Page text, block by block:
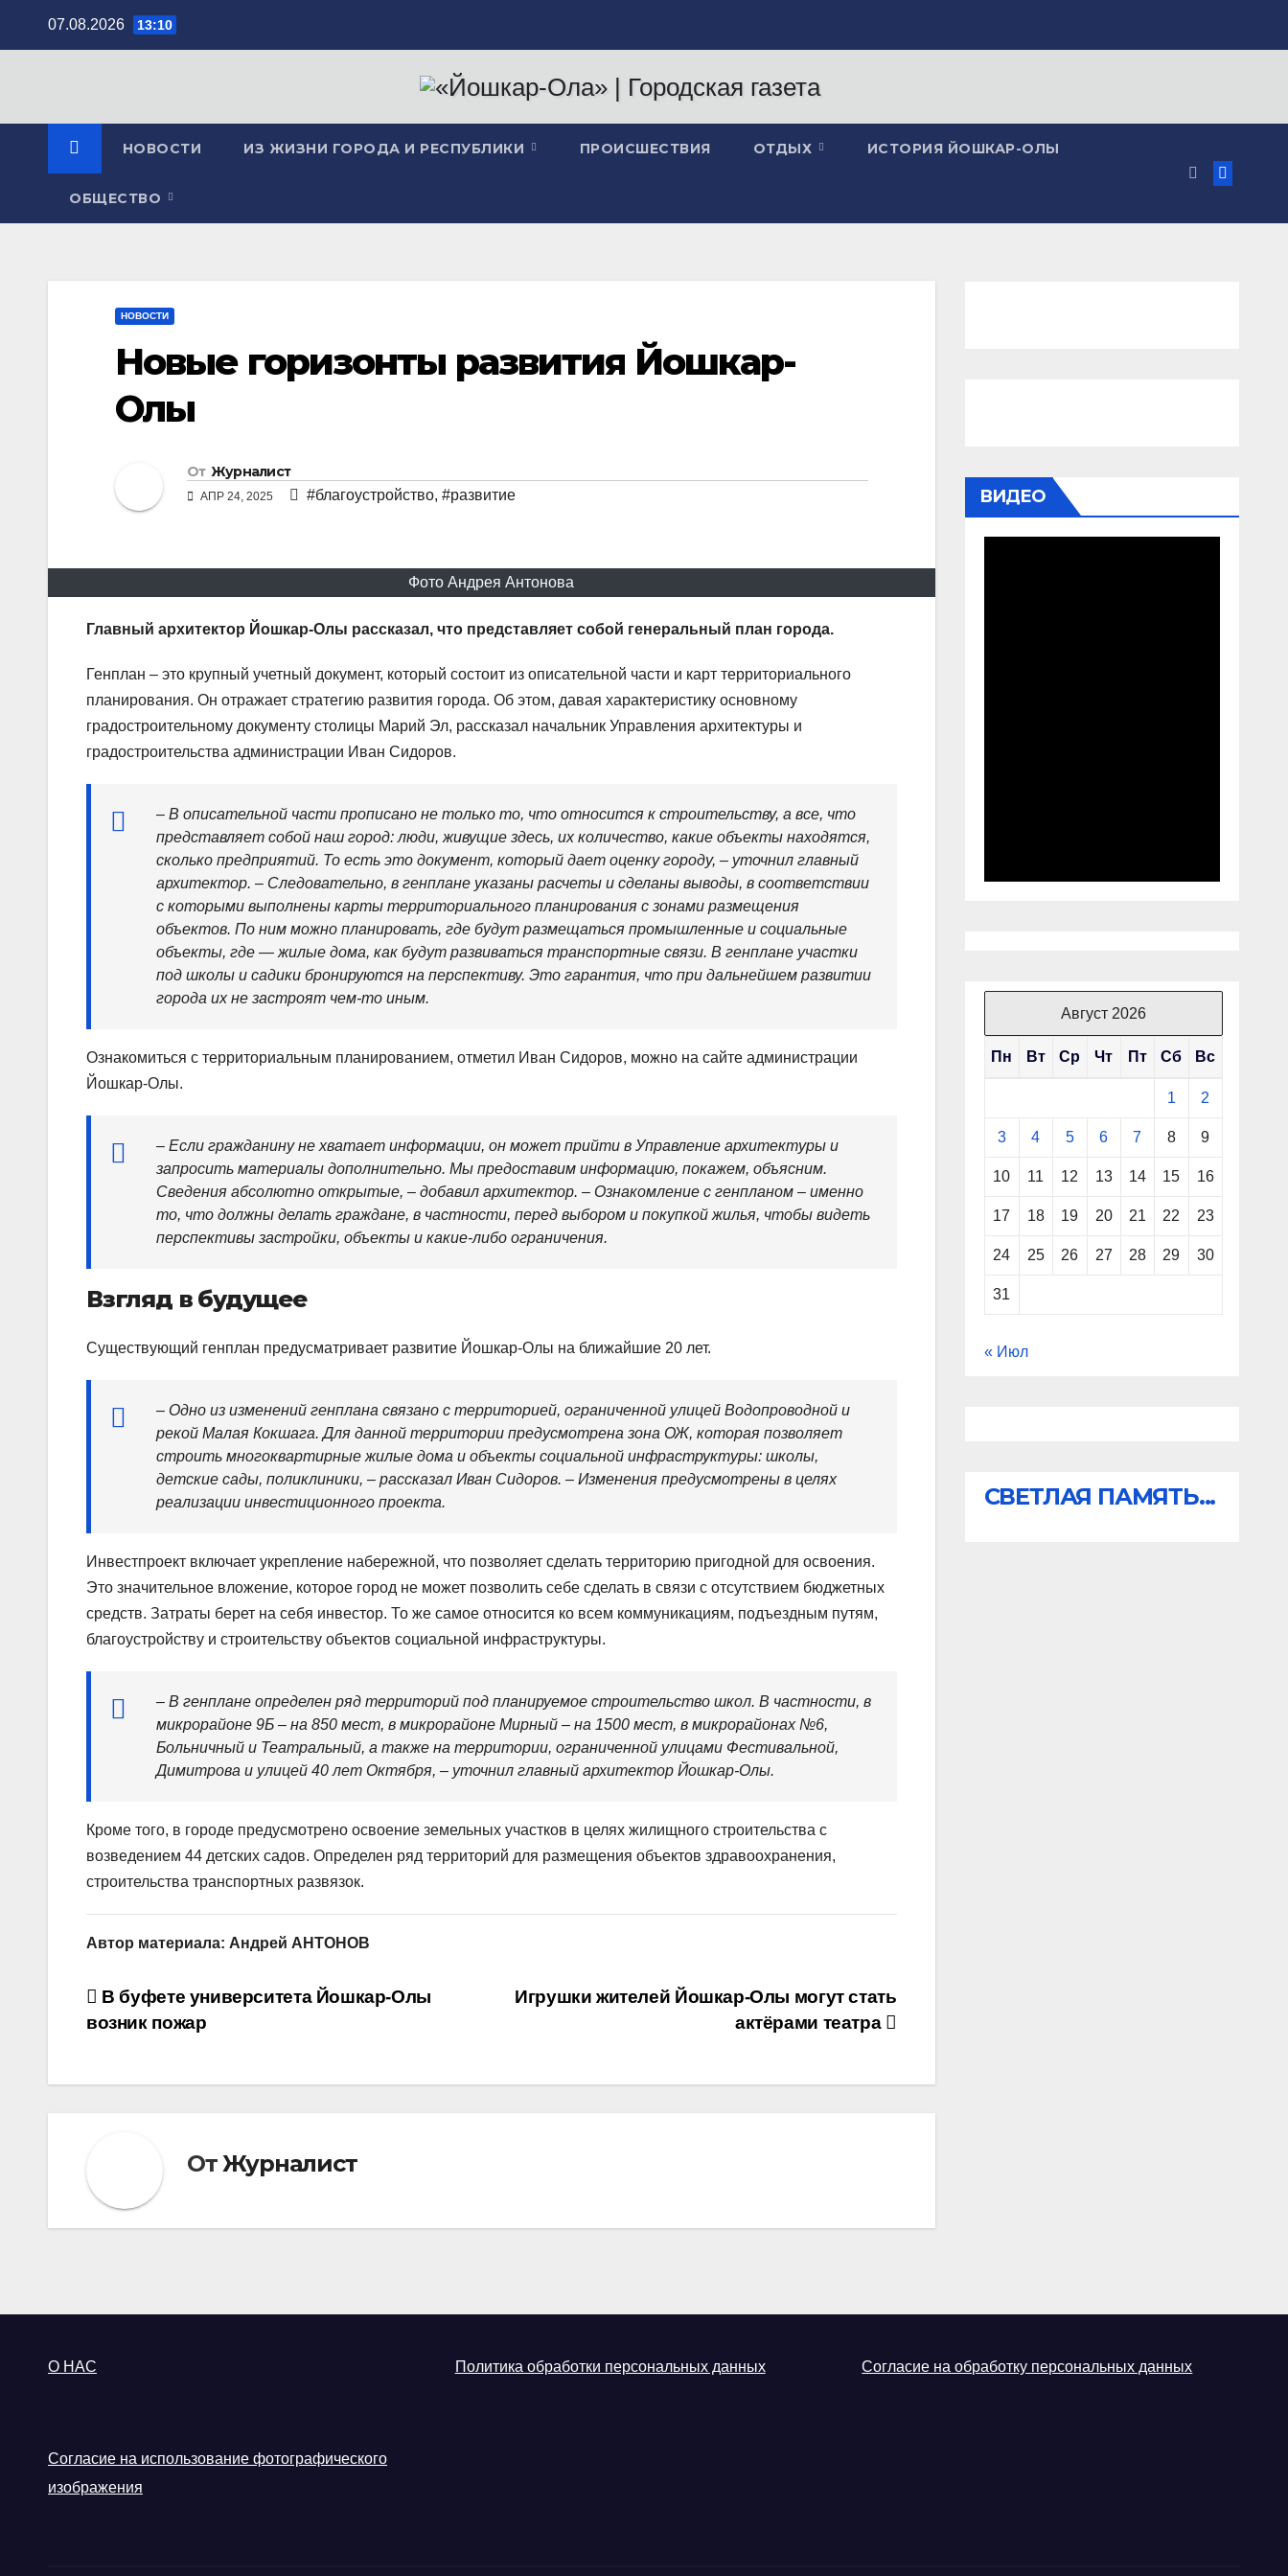
07.08.2026 13:10
НОВОСТИ ИЗ ЖИЗНИ ГОРОДА И РЕСПУБЛИКИ ПРОИСШЕСТВИЯ ОТДЫХ ИСТОРИЯ ЙОШКАР-ОЛЫ
ОБЩЕСТВО
НОВОСТИ
Новые горизонты развития Йошкар-
Олы
От Журналист
АПР 24, 2025 #благоустройство, #развитие
Фото Андрея Антонова
Главный архитектор Йошкар-Олы рассказал, что представляет собой генеральный план города.
Генплан – это крупный учетный документ, который состоит из описательной части и карт территориального
планирования. Он отражает стратегию развития города. Об этом, давая характеристику основному
градостроительному документу столицы Марий Эл, рассказал начальник Управления архитектуры и
градостроительства администрации Иван Сидоров.
– В описательной части прописано не только то, что относится к строительству, а все, что
представляет собой наш город: люди, живущие здесь, их количество, какие объекты находятся,
сколько предприятий. То есть это документ, который дает оценку городу, – уточнил главный
архитектор. – Следовательно, в генплане указаны расчеты и сделаны выводы, в соответствии
с которыми выполнены карты территориального планирования с зонами размещения
объектов. По ним можно планировать, где будут размещаться промышленные и социальные
объекты, где — жилые дома, как будут развиваться транспортные связи. В генплане участки
под школы и садики бронируются на перспективу. Это гарантия, что при дальнейшем развитии
города их не застроят чем-то иным.
Ознакомиться с территориальным планированием, отметил Иван Сидоров, можно на сайте администрации
Йошкар-Олы.
– Если гражданину не хватает информации, он может прийти в Управление архитектуры и
запросить материалы дополнительно. Мы предоставим информацию, покажем, объясним.
Сведения абсолютно открытые, – добавил архитектор. – Ознакомление с генпланом – именно
то, что должны делать граждане, в частности, перед выбором и покупкой жилья, чтобы видеть
перспективы застройки, объекты и какие-либо ограничения.
Взгляд в будущее
Существующий генплан предусматривает развитие Йошкар-Олы на ближайшие 20 лет.
– Одно из изменений генплана связано с территорией, ограниченной улицей Водопроводной и
рекой Малая Кокшага. Для данной территории предусмотрена зона ОЖ, которая позволяет
строить многоквартирные жилые дома и объекты социальной инфраструктуры: школы,
детские сады, поликлиники, – рассказал Иван Сидоров. – Изменения предусмотрены в целях
реализации инвестиционного проекта.
Инвестпроект включает укрепление набережной, что позволяет сделать территорию пригодной для освоения.
Это значительное вложение, которое город не может позволить себе сделать в связи с отсутствием бюджетных
средств. Затраты берет на себя инвестор. То же самое относится ко всем коммуникациям, подъездным путям,
благоустройству и строительству объектов социальной инфраструктуры.
– В генплане определен ряд территорий под планируемое строительство школ. В частности, в
микрорайоне 9Б – на 850 мест, в микрорайоне Мирный – на 1500 мест, в микрорайонах №6,
Больничный и Театральный, а также на территории, ограниченной улицами Фестивальной,
Димитрова и улицей 40 лет Октября, – уточнил главный архитектор Йошкар-Олы.
Кроме того, в городе предусмотрено освоение земельных участков в целях жилищного строительства с
возведением 44 детских садов. Определен ряд территорий для размещения объектов здравоохранения,
строительства транспортных развязок.
Автор материала: Андрей АНТОНОВ
Навигация
записям
Игрушки жителей Йошкар-Олы могут стать
актёрами театра
В буфете университета Йошкар-Олы
возник пожар
ОтЖурналист
ВИДЕО
Август 2026
Пн Вт Ср Чт Пт Сб Вс
1 2
3 4 5 6 7 8 9
10 11 12 13 14 15 16
17 18 19 20 21 22 23
24 25 26 27 28 29 30
31
« Июл
СВЕТЛАЯ ПАМЯТЬ...
О НАС Политика обработки персональных данных Согласие на обработку персональных данных
Согласие на использование фотографического
изображения